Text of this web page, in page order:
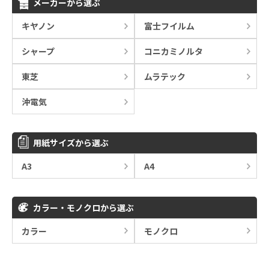
キヤノン
富士フイルム
シャープ コニカミノルタ
東芝 ムラテック
沖電気
用紙サイズから選ぶ
A3
A4
カラー・モノクロから選ぶ
カラー
モノクロ